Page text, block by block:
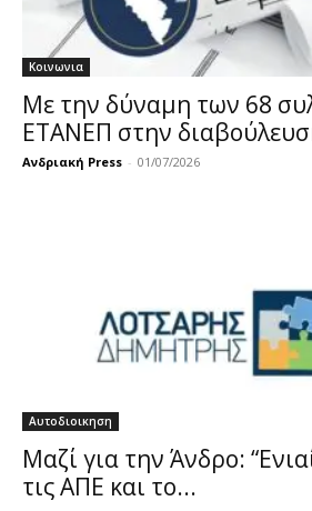
Κοινωνια
Με την δύναμη των 68
ΕΤΑΝΕΠ στην
Ανδριακή Press - 01/07/2026
Αυτοδιοικηση
Μαζί για την Άνδρο:
τις ΑΠΕ και το...